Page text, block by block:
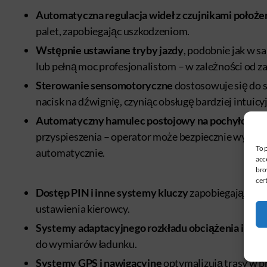
To
Automatyczna regulacja wideł z czujnikami
palet, zapobiegając uszkodzeniom.
Wstępnie ustawiane tryby jazdy, podobnie jak w
lub pełną moc profesjonalistom – w zależności od
Sterowanie sensomotorycznedostosowuje się do
nacisk na dźwignię, czyniąc obsługę bardziej
Automatyczny hamulec postojowy na
przyspieszenia – operator może bezpiecznie
automatycznie.
Dostęp PIN i inne systemy kluczyzapobiegają
ustawienia kierowcy.
Systemy adaptacyjnego rozkładu obciążenia i
do wymiarów ładunku.
Systemy GPS i nawigacyjneoptymalizują trasy w